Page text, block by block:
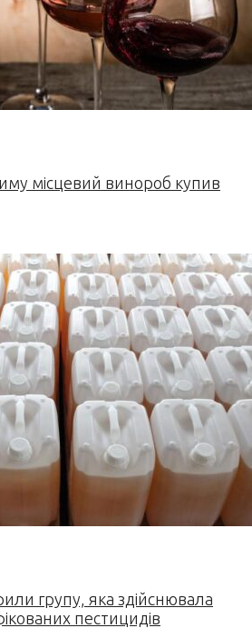
місцевий винороб купив
групу, яка здійснювала
пестицидів